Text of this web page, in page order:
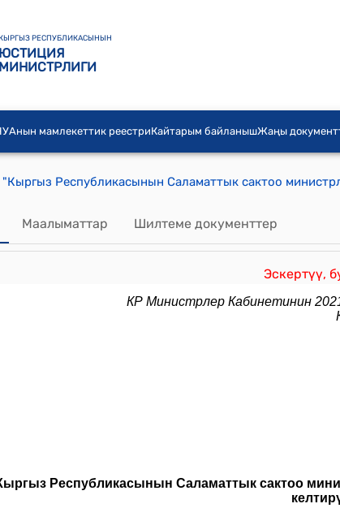
РЕСПУБЛИКАСЫНЫН
ЮСТИЦИЯ
МИНИСТРЛИГИ
мамлекеттик реестриКайтарым байланышЖаңы
Маалыматтар Шилтеме документтер
Эскертүү,